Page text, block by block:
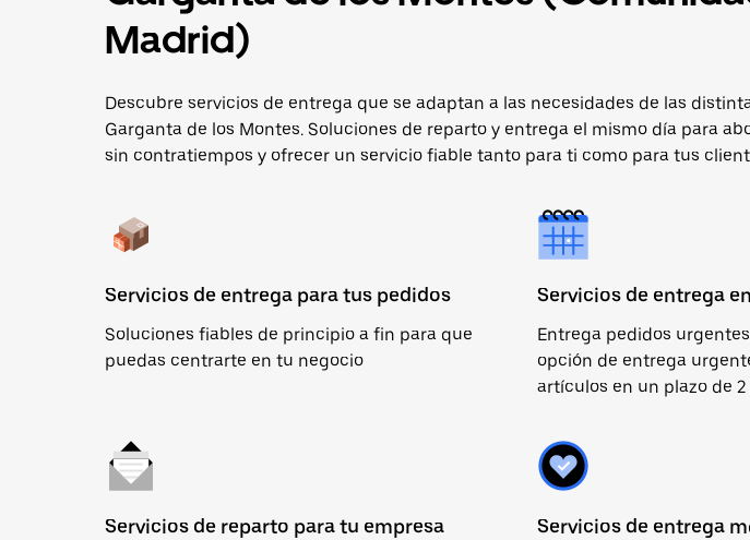
Madrid)
Descubre servicios de entrega que se adaptan a las necesidades de las
Garganta de los Montes. Soluciones de reparto y entrega el mismo día para
sin contratiempos y ofrecer un servicio fiable tanto para ti como para tus
Servicios de entrega para tus pedidos
Soluciones fiables de principio a fin para que
puedas centrarte en tu negocio
Servicios de entrega
Entrega pedidos
opción de entrega
artículos en un plazo de 2
Servicios de reparto para tu empresa Servicios de entrega